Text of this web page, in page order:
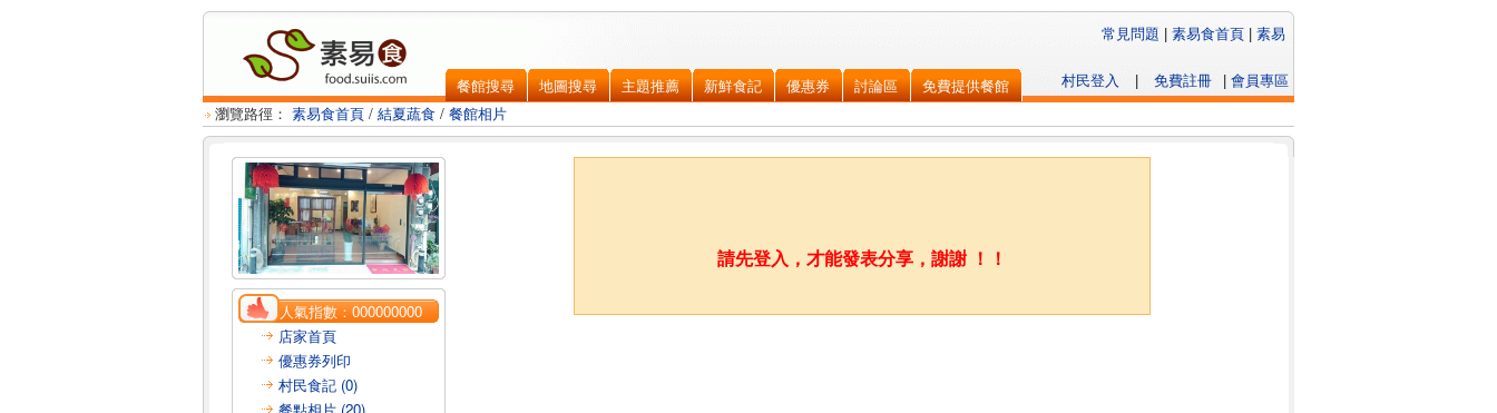
餐館搜尋 地圖搜尋 主題推薦 新鮮食記 優惠券 討論區 免費提供餐館 | 會員專區
免費註冊
|
村民登入
常見問題 | 素易食首頁 | 素易
瀏覽路徑： 素易食首頁 / 結夏蔬食 / 餐館相片
人氣指數：000000000
店家首頁
優惠券列印
村民食記 (0)
請先登入，才能發表分享，謝謝 ！！